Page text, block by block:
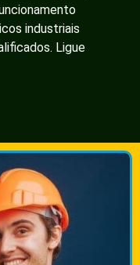
industriais
Ligue